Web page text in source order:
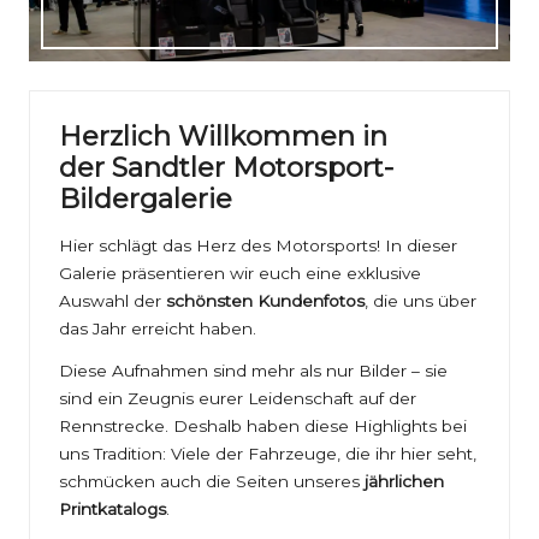
ri
e
Herzlich Willkommen in
der Sandtler Motorsport-
Bildergalerie
Hier schlägt das Herz des Motorsports! In dieser
Galerie präsentieren wir euch eine exklusive
Auswahl der schönsten Kundenfotos, die uns über
das Jahr erreicht haben.
Diese Aufnahmen sind mehr als nur Bilder – sie
sind ein Zeugnis eurer Leidenschaft auf der
Rennstrecke. Deshalb haben diese Highlights bei
uns Tradition: Viele der Fahrzeuge, die ihr hier seht,
schmücken auch die Seiten unseres jährlichen
Printkatalogs.